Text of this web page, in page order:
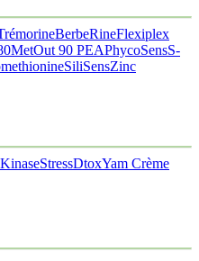
BerbeRineFlexiplex
MetOut 90 PEAPhycoSensS-
SiliSensZinc
StressDtoxYam Crème